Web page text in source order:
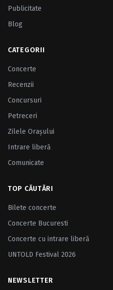
Publicitate
Blog
CATEGORII
Concerte
Recenzii
Concursuri
Petreceri
Zilele Oraşului
Intrare liberă
Comunicate
TOP CĂUTĂRI
Bilete concerte
Concerte Bucuresti
Concerte cu intrare liberă
UNTOLD Festival 2026
NEWSLETTER